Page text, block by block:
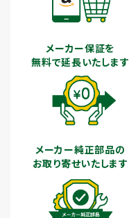
メーカー保証を
無料で延長いたします
メーカー純正部品の
お取り寄せいたします